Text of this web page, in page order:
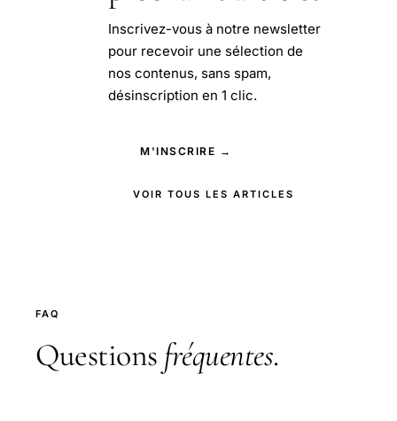
Inscrivez-vous à notre newsletter
pour recevoir une sélection de
nos contenus, sans spam,
désinscription en 1 clic.
M'INSCRIRE →
VOIR TOUS LES ARTICLES
FAQ
Questions fréquentes.